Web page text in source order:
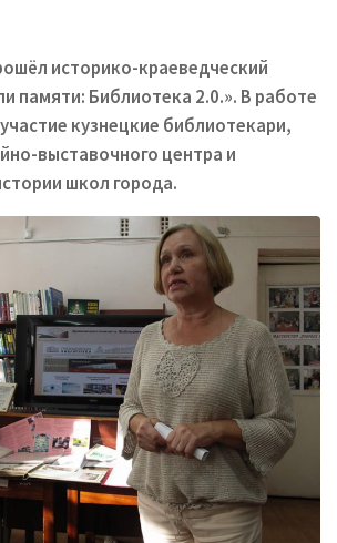
историко-краеведческий
памяти: Библиотека 2.0.». В работе
кузнецкие библиотекари,
выставочного центра и
школ города.